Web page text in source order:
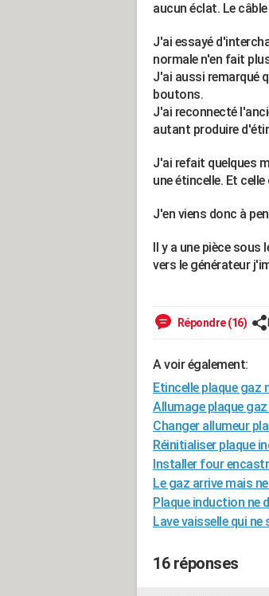
aucun éclat. Le
J'ai essayé
normale n'en fait
J'ai aussi remarqué
boutons.
J'ai reconnecté
autant produire
J'ai refait quelques
une étincelle. Et
J'en viens donc à
Il y a une pièce
vers le générateur
Répondre (16)
A voir également:
Etincelle plaque gaz
Allumage plaque
Changer allumeur
Réinitialiser plaque
Installer four
Le gaz arrive mais
Plaque induction ne
Lave vaisselle qui ne
16 réponses